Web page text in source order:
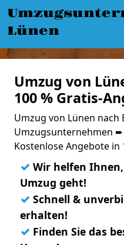
Lünen
Umzug von
100 % Gratis-
Umzug von Lünen nach
Umzugsunternehmen ➨
Kostenlose Angebote in
✓ Wir helfen
Umzug geht!
✓ Schnell &
erhalten!
✓ Finden Sie das